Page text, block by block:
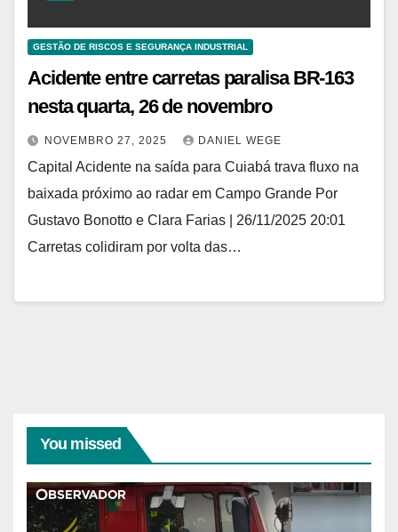
GESTÃO DE RISCOS E SEGURANÇA INDUSTRIAL
Acidente entre carretas paralisa BR-163
nesta quarta, 26 de novembro
NOVEMBRO 27, 2025 DANIEL WEGE
Capital Acidente na saída para Cuiabá trava fluxo na
baixada próximo ao radar em Campo Grande Por
Gustavo Bonotto e Clara Farias | 26/11/2025 20:01
Carretas colidiram por volta das…
You missed